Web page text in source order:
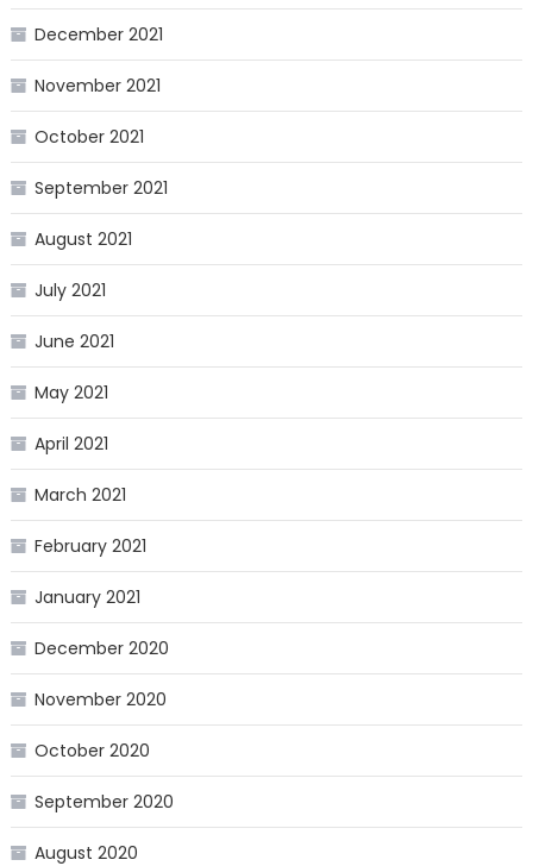
December 2021
November 2021
October 2021
September 2021
August 2021
July 2021
June 2021
May 2021
April 2021
March 2021
February 2021
January 2021
December 2020
November 2020
October 2020
September 2020
August 2020